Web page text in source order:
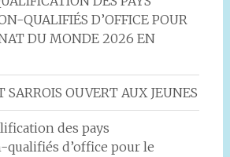
QUALIFIÉS D’OFFICE POUR
DU MONDE 2026 EN
OUVERT AUX JEUNES
des pays
d’office pour le